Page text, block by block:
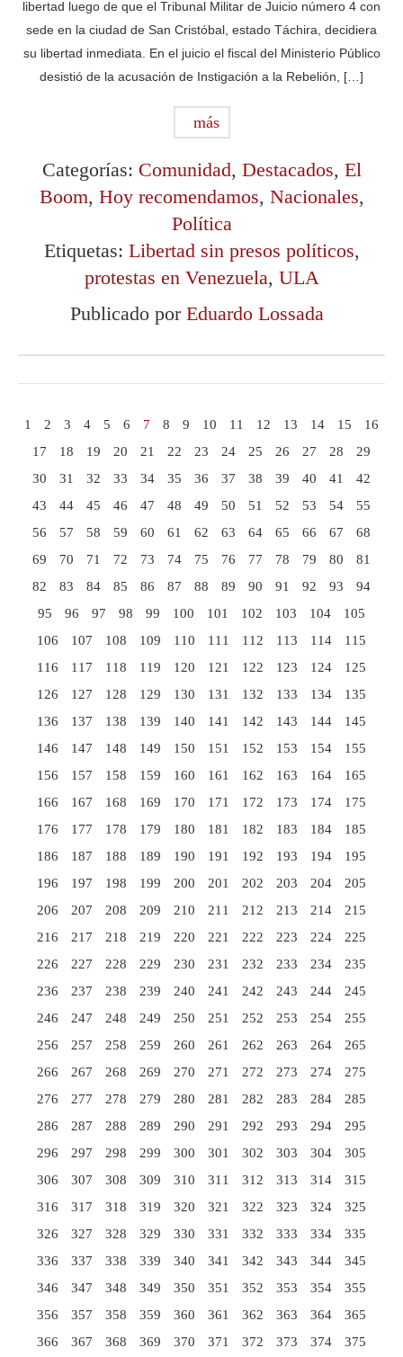
libertad luego de que el Tribunal Militar de Juicio número 4 con
sede en la ciudad de San Cristóbal, estado Táchira, decidiera
su libertad inmediata. En el juicio el fiscal del Ministerio Público
desistió de la acusación de Instigación a la Rebelión, […]
más
Categorías: Comunidad, Destacados, El
Boom, Hoy recomendamos, Nacionales,
Política
Etiquetas: Libertad sin presos políticos,
protestas en Venezuela, ULA
Publicado por Eduardo Lossada
1 2 3 4 5 6 7 8 9 10 11 12 13 14 15
16
17
18 19 20 21 22 23 24 25 26 27 28
29
30
31 32 33 34 35 36 37 38 39 40 41
42
43
44 45 46 47 48 49 50 51 52 53 54
55
56
57 58 59 60 61 62 63 64 65 66 67
68
69
70 71 72 73 74 75 76 77 78 79 80
81
82
83 84 85 86 87 88 89 90 91 92 93
94
95
96 97 98 99 100 101 102 103 104
105
106
107 108 109 110 111 112 113 114
115
116
117 118 119 120 121 122 123 124
125
126
127 128 129 130 131 132 133 134
135
136
137 138 139 140 141 142 143 144
145
146
147 148 149 150 151 152 153 154
155
156
157 158 159 160 161 162 163 164
165
166
167 168 169 170 171 172 173 174
175
176
177 178 179 180 181 182 183 184
185
186
187 188 189 190 191 192 193 194
195
196
197 198 199 200 201 202 203 204
205
206
207 208 209 210 211 212 213 214
215
216
217 218 219 220 221 222 223 224
225
226
227 228 229 230 231 232 233 234
235
236
237 238 239 240 241 242 243 244
245
246
247 248 249 250 251 252 253 254
255
256
257 258 259 260 261 262 263 264
265
266
267 268 269 270 271 272 273 274
275
276
277 278 279 280 281 282 283 284
285
286
287 288 289 290 291 292 293 294
295
296
297 298 299 300 301 302 303 304
305
306
307 308 309 310 311 312 313 314
315
316
317 318 319 320 321 322 323 324
325
326
327 328 329 330 331 332 333 334
335
336
337 338 339 340 341 342 343 344
345
346
347 348 349 350 351 352 353 354
355
356
357 358 359 360 361 362 363 364
365
366
367 368 369 370 371 372 373 374
375